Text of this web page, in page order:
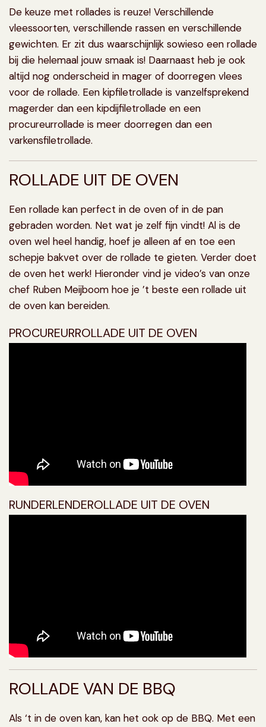
De keuze met rollades is reuze! Verschillende
vleessoorten, verschillende rassen en verschillende
gewichten. Er zit dus waarschijnlijk sowieso een rollade
bij die helemaal jouw smaak is! Daarnaast heb je ook
altijd nog onderscheid in mager of doorregen vlees
voor de rollade. Een kipfiletrollade is vanzelfsprekend
magerder dan een kipdijfiletrollade en een
procureurrollade is meer doorregen dan een
varkensfiletrollade.
ROLLADE UIT DE OVEN
Een rollade kan perfect in de oven of in de pan
gebraden worden. Net wat je zelf fijn vindt! Al is de
oven wel heel handig, hoef je alleen af en toe een
schepje bakvet over de rollade te gieten. Verder doet
de oven het werk! Hieronder vind je video’s van onze
chef Ruben Meijboom hoe je ’t beste een rollade uit
de oven kan bereiden.
PROCUREURROLLADE UIT DE OVEN
RUNDERLENDEROLLADE UIT DE OVEN
ROLLADE VAN DE BBQ
Als ‘t in de oven kan, kan het ook op de BBQ. Met een